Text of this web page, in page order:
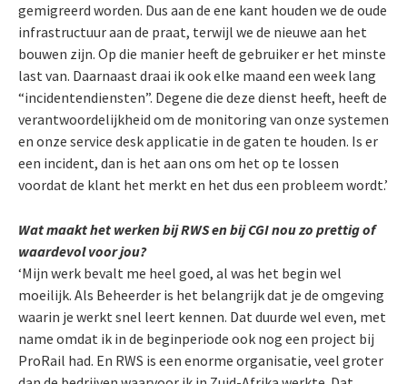
gemigreerd worden. Dus aan de ene kant houden we de oude
infrastructuur aan de praat, terwijl we de nieuwe aan het
bouwen zijn. Op die manier heeft de gebruiker er het minste
last van. Daarnaast draai ik ook elke maand een week lang
“incidentendiensten”. Degene die deze dienst heeft, heeft de
verantwoordelijkheid om de monitoring van onze systemen
en onze service desk applicatie in de gaten te houden. Is er
een incident, dan is het aan ons om het op te lossen
voordat de klant het merkt en het dus een probleem wordt.’
Wat maakt het werken bij RWS en bij CGI nou zo prettig of
waardevol voor jou?
‘Mijn werk bevalt me heel goed, al was het begin wel
moeilijk. Als Beheerder is het belangrijk dat je de omgeving
waarin je werkt snel leert kennen. Dat duurde wel even, met
name omdat ik in de beginperiode ook nog een project bij
ProRail had. En RWS is een enorme organisatie, veel groter